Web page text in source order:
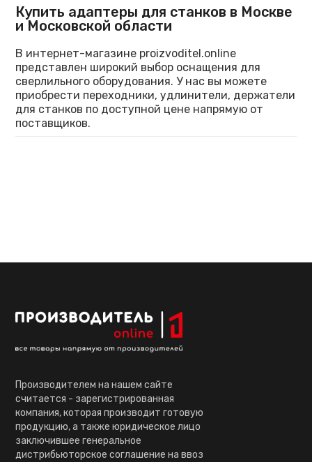
Купить адаптеры для станков в Москве
и Московской области
В интернет-магазине proizvoditel.online
представлен широкий выбор оснащения для
сверлильного оборудования. У нас вы можете
приобрести переходники, удлинители, держатели
для станков по доступной цене напрямую от
поставщиков.
Производителем на нашем сайте
считается - зарегистрированная
компания, которая производит готовую
продукцию, а также юридическое лицо
заключившее генеральное
дистрибьюторское соглашение на ввоз